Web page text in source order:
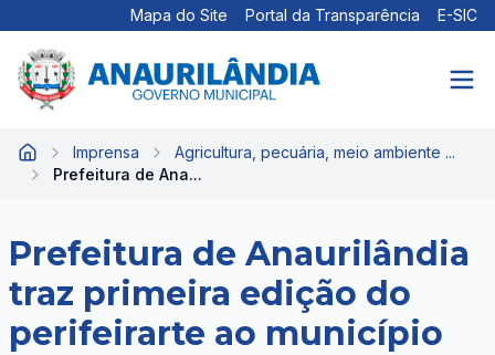
Mapa do Site Portal da Transparência E-SIC
Início Imprensa
Agricultura, pecuária, meio ambiente ...
Prefeitura de Ana...
Prefeitura de Anaurilândia
traz primeira edição do
perifeirarte ao município